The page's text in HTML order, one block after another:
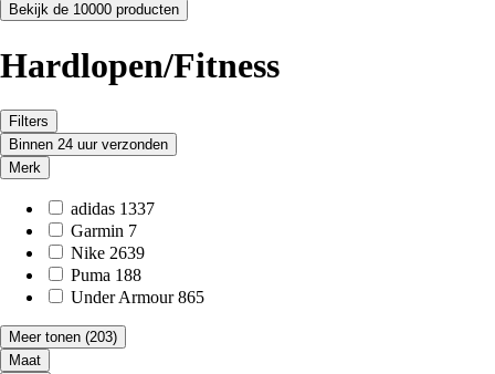
Bekijk de 10000 producten
Hardlopen/Fitness
Filters
Binnen 24 uur verzonden
Merk
adidas 1337
Garmin 7
Nike 2639
Puma 188
Under Armour 865
Meer tonen (203)
Maat